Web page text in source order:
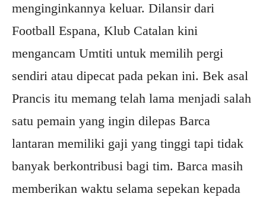
menginginkannya keluar. Dilansir dari
Football Espana, Klub Catalan kini
mengancam Umtiti untuk memilih pergi
sendiri atau dipecat pada pekan ini. Bek asal
Prancis itu memang telah lama menjadi salah
satu pemain yang ingin dilepas Barca
lantaran memiliki gaji yang tinggi tapi tidak
banyak berkontribusi bagi tim. Barca masih
memberikan waktu selama sepekan kepada